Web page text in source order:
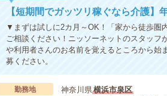
【短期間でガッツリ稼ぐなら介護
▼まずは試しに2カ月～OK！「家から徒歩圏
ご相談ください！ニッソーネットのスタッ
や利用者さんのお名前を覚えるところから始
募ください。
勤務地 神奈川県横浜市泉区